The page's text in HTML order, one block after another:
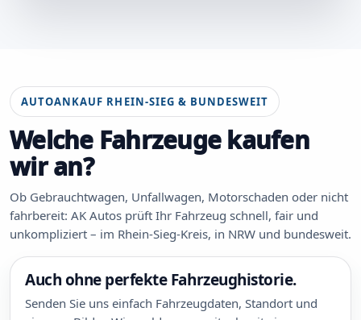
AUTOANKAUF RHEIN-SIEG & BUNDESWEIT
Welche Fahrzeuge kaufen
wir an?
Ob Gebrauchtwagen, Unfallwagen, Motorschaden oder nicht
fahrbereit: AK Autos prüft Ihr Fahrzeug schnell, fair und
unkompliziert – im Rhein-Sieg-Kreis, in NRW und bundesweit.
Auch ohne perfekte Fahrzeughistorie.
Senden Sie uns einfach Fahrzeugdaten, Standort und